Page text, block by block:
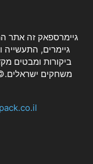
גיימרספאק זה אתר
גיימרים,
ביקורות ומבטים